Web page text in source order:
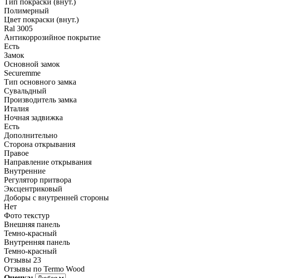
Полимерный
Цвет покраски (внут.)
Ral 3005
Антикоррозийное покрытие
Есть
Замок
Основной замок
Securemme
Тип основного замка
Сувальдный
Производитель замка
Италия
Ночная задвижка
Есть
Дополнительно
Сторона открывания
Правое
Направление открывания
Внутренние
Регулятор притвора
Эксцентриковый
Доборы с внутренней стороны
Нет
Фото текстур
Внешняя панель
Темно-красный
Внутренняя панель
Темно-красный
Отзывы 23
Отзывы по Termo Wood